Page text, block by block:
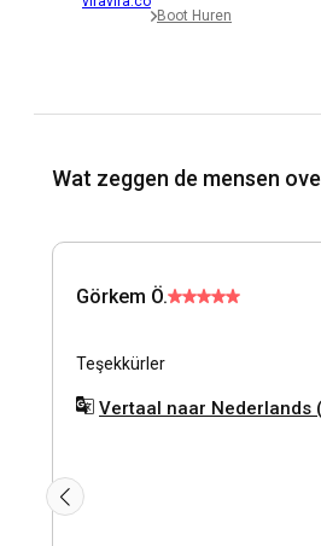
Boot Huren
Wat zeggen de mensen
Görkem Ö.
Teşekkürler
Vertaal naar Nederlands